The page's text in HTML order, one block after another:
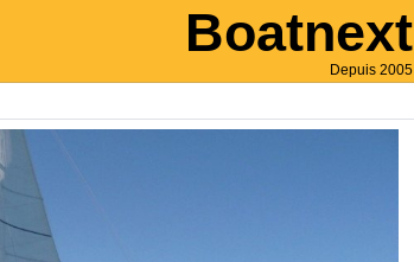
Boatnext
Depuis 2005